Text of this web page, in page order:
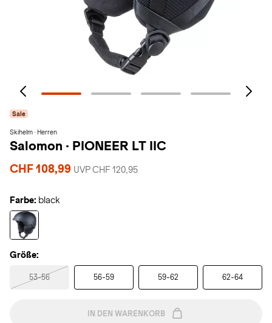
Sale
Skihelm · Herren
Salomon · PIONEER LT IIC
CHF 108,99 UVP CHF 120,95
Farbe: black
Größe:
53-56 56-59 59-62 62-64
IN DEN WARENKORB